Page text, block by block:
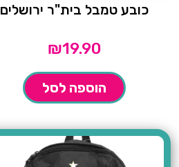
כובע טמבל בית"ר ירושלים
₪19.90
הוספה לסל